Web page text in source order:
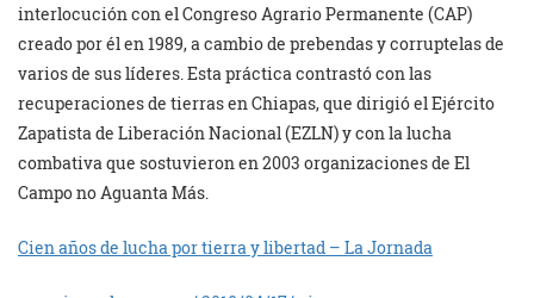
interlocución con el Congreso Agrario Permanente (CAP)
creado por él en 1989, a cambio de prebendas y corruptelas de
varios de sus líderes. Esta práctica contrastó con las
recuperaciones de tierras en Chiapas, que dirigió el Ejército
Zapatista de Liberación Nacional (EZLN) y con la lucha
combativa que sostuvieron en 2003 organizaciones de El
Campo no Aguanta Más.
Cien años de lucha por tierra y libertad – La Jornada